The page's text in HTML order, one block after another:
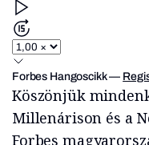
Forbes Hangoscikk—
Köszönjük
Millenárison és a
Forbes